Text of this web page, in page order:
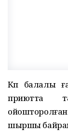
Күп балалы
приютта
шыршы